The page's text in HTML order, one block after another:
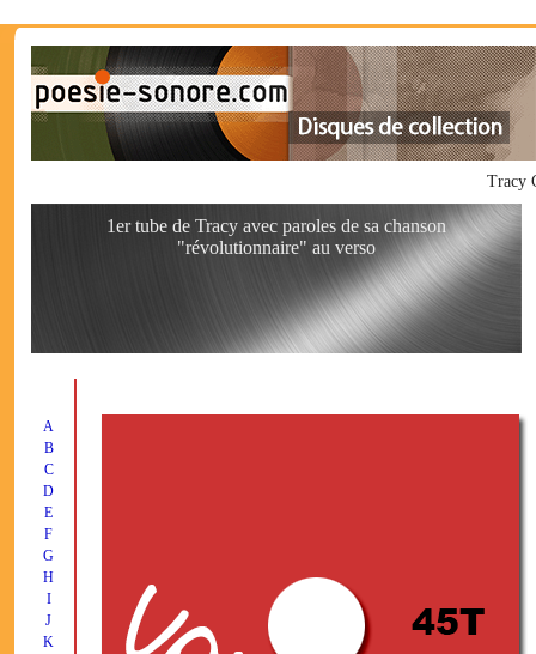
Tracy
1er tube de Tracy avec paroles de sa chanson
"révolutionnaire" au verso
A
B
C
D
E
F
G
H
I
J
K